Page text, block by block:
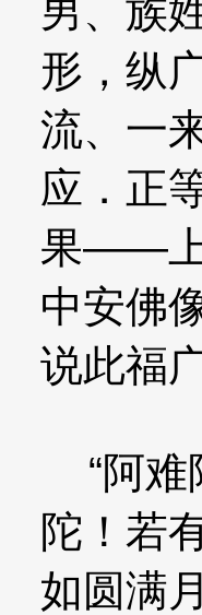
男、族
形，纵
流、一
应．正
果——上
中安佛
说此福
“阿难
陀！若
如圆满